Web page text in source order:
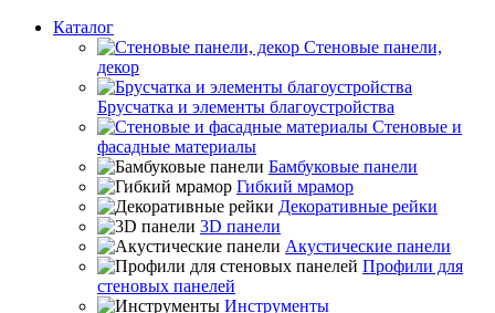
Каталог
Стеновые панели,
декор
Брусчатка и элементы благоустройства
Стеновые и
фасадные материалы
Бамбуковые панели
Гибкий мрамор
Декоративные рейки
3D панели
Акустические панели
Профили для
стеновых панелей
Инструменты